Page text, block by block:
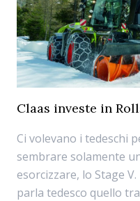
Claas investe in
Ci volevano i tedeschi
sembrare solamente
esorcizzare, lo Stage
parla tedesco quello